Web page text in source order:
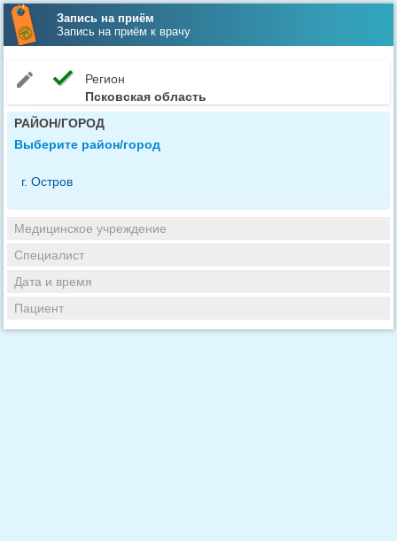
Запись на приём
Запись на приём к врачу
edit check
Регион
Псковская область
РАЙОН/ГОРОД
Выберите район/город
г. Остров
Медицинское учреждение
Специалист
Дата и время
Пациент